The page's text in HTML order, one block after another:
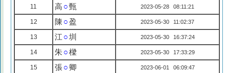
11 高 ○甄 2023-05-28 08:11:21
12 陳 ○盈 2023-05-30 11:02:37
13 江 ○圳 2023-05-30 16:37:24
14 朱○樑 2023-05-30 17:33:29
15 張○ 卿 2023-06-01 06:09:47